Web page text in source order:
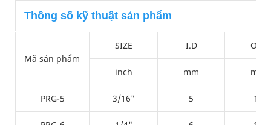
Thông số kỹ thuật sản phẩm
Mã sản phẩm
SIZE I.D O.D
inch mm mm
PRG-5 3/16" 5 12